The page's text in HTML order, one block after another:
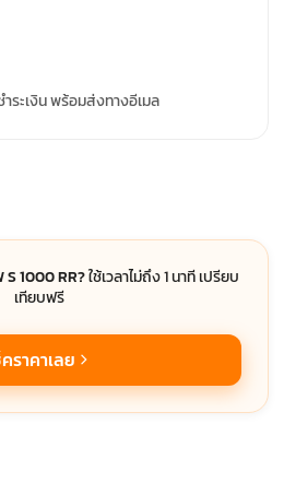
ระเงิน พร้อมส่งทางอีเมล
1000 RR?ใช้เวลาไม่ถึง 1 นาที เปรียบ
เทียบฟรี
ราคาเลย